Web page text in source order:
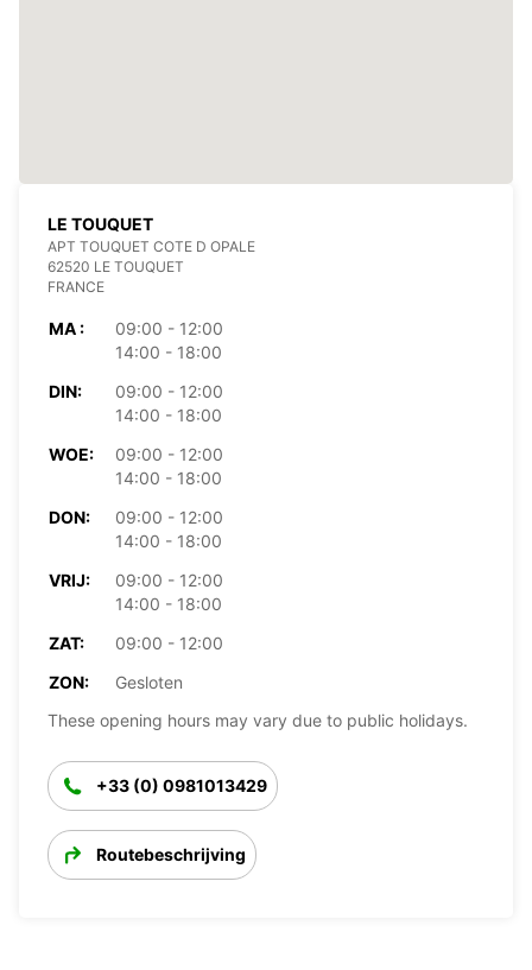
LE TOUQUET
APT TOUQUET COTE D OPALE
62520 LE TOUQUET
FRANCE
MA :
09:00 - 12:00
14:00 - 18:00
DIN:
09:00 - 12:00
14:00 - 18:00
WOE:
09:00 - 12:00
14:00 - 18:00
DON:
09:00 - 12:00
14:00 - 18:00
VRIJ:
09:00 - 12:00
14:00 - 18:00
ZAT:
09:00 - 12:00
ZON:
Gesloten
These opening hours may vary due to public holidays.
+33 (0) 0981013429
Routebeschrijving